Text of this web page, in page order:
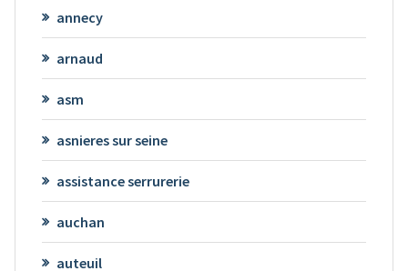
annecy
arnaud
asm
asnieres sur seine
assistance serrurerie
auchan
auteuil